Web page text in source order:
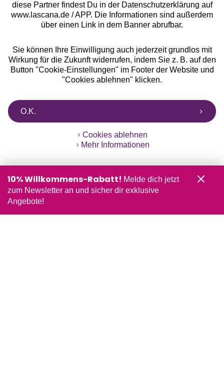
diese Partner findest Du in der Datenschutzerklärung auf
www.lascana.de / APP. Die Informationen sind außerdem
über einen Link in dem Banner abrufbar.
Sie können Ihre Einwilligung auch jederzeit grundlos mit
Wirkung für die Zukunft widerrufen, indem Sie z. B. auf den
Button "Cookie-Einstellungen" im Footer der Website und
"Cookies ablehnen" klicken.
O.K.
Cookies ablehnen
Mehr Informationen
10% Willkommens-Rabatt! Melde dich jetzt
zum Newsletter an und sicher dir exklusive
Angebote!